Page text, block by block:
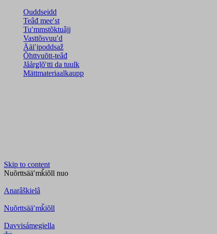
Ouddseidd
Teâđ meeʹst
Tuʹmmstõktuâjj
Vasttõsvuuʹd
Ääiʹjpoddsaž
Õhttvuõtt-teâđ
Jåårǥlõʹtti da tuulk
Mättmateriaalkaupp
Skip to content
Nuõrttsääʹmǩiõll nuo
Anarâškielâ
Nuõrttsääʹmǩiõll
Davvisámegiella